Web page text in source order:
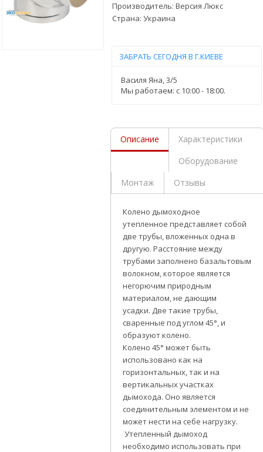
Производитель: Версия Люкс
Страна: Украина
ЗАБРАТЬ СЕГОДНЯ В Г.КИЕВЕ
Василя Яна, 3/5
Мы работаем: c 10:00 - 18:00.
Описание
Характеристики
Оборудование
Монтаж
Отзывы
Колено дымоходное
утепленное представляет собой
две трубы, вложенных одна в
другую. Расстояние между
трубами заполнено базальтовым
волокном, которое является
негорючим природным
материалом, не дающим
усадки. Две такие трубы,
сваренные под углом 45°, и
образуют колено.
Колено 45° может быть
использовано как на
горизонтальных, так и на
вертикальных участках
дымохода. Оно является
соединительным элементом и не
может нести на себе нагрузку.
Утепленный дымоход
необходимо использовать при